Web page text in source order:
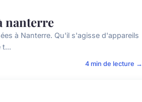
nanterre
à Nanterre. Qu'il s'agisse d'appareils
t...
4 min de lecture →